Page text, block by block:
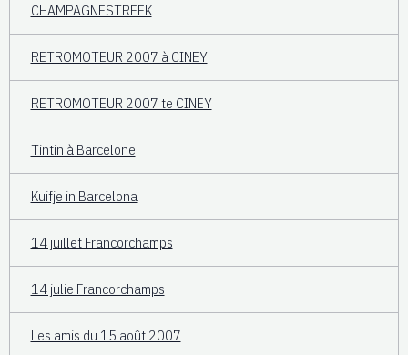
CHAMPAGNESTREEK
RETROMOTEUR 2007 à CINEY
RETROMOTEUR 2007 te CINEY
Tintin à Barcelone
Kuifje in Barcelona
14 juillet Francorchamps
14 julie Francorchamps
Les amis du 15 août 2007